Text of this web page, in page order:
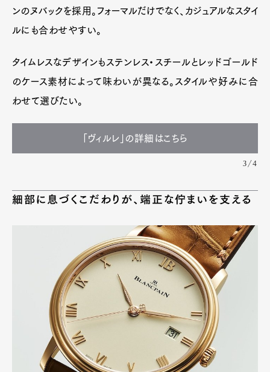
ンのヌバックを採用。フォーマルだけでなく、カジュアルなスタイ
ルにも合わせやすい。
タイムレスなデザインもステンレス・スチールとレッドゴールド
のケース素材によって味わいが異なる。スタイルや好みに合
わせて選びたい。
「ヴィルレ」の詳細はこちら
3/4
細部に息づくこだわりが、端正な佇まいを支える